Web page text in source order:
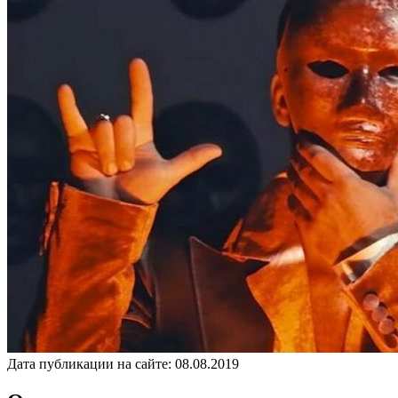
Дата публикации на сайте: 08.08.2019